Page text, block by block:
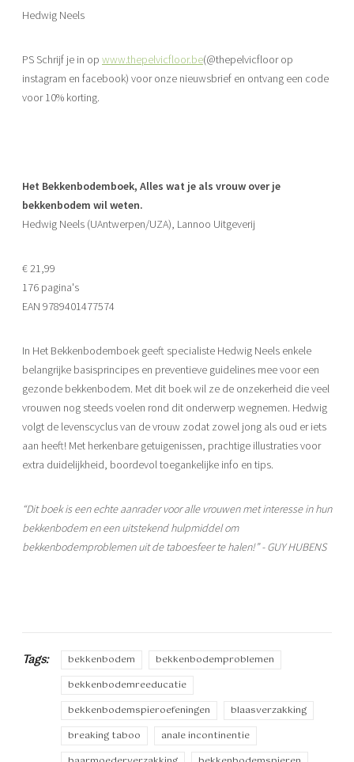
Hedwig Neels
PS Schrijf je in op www.thepelvicfloor.be(@thepelvicfloor op
instagram en facebook) voor onze nieuwsbrief en ontvang een code
voor 10% korting.
Het Bekkenbodemboek, Alles wat je als vrouw over je
bekkenbodem wil weten.
Hedwig Neels (UAntwerpen/UZA), Lannoo Uitgeverij
€ 21,99
176 pagina's
EAN 9789401477574
In Het Bekkenbodemboek geeft specialiste Hedwig Neels enkele
belangrijke basisprincipes en preventieve guidelines mee voor een
gezonde bekkenbodem. Met dit boek wil ze de onzekerheid die veel
vrouwen nog steeds voelen rond dit onderwerp wegnemen. Hedwig
volgt de levenscyclus van de vrouw zodat zowel jong als oud er iets
aan heeft! Met herkenbare getuigenissen, prachtige illustraties voor
extra duidelijkheid, boordevol toegankelijke info en tips.
“Dit boek is een echte aanrader voor alle vrouwen met interesse in hun
bekkenbodem en een uitstekend hulpmiddel om
bekkenbodemproblemen uit de taboesfeer te halen!” - GUY HUBENS
Tags: bekkenbodem
bekkenbodemproblemen
bekkenbodemreeducatie
bekkenbodemspieroefeningen
blaasverzakking
breaking taboo
anale incontinentie